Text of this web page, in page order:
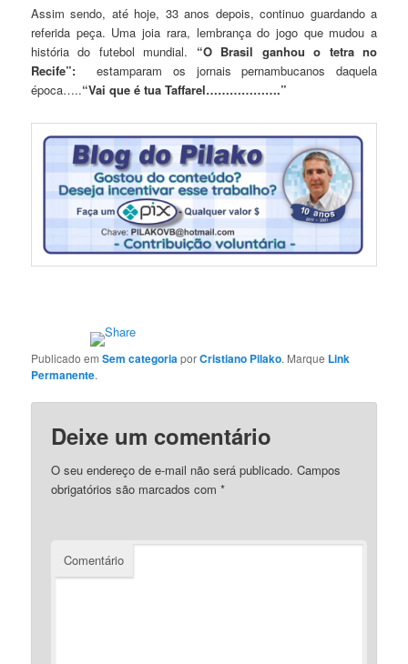
Assim sendo, até hoje, 33 anos depois, continuo guardando a
referida peça. Uma joia rara, lembrança do jogo que mudou a
história do futebol mundial. “O Brasil ganhou o tetra no
Recife”: estamparam os jornais pernambucanos daquela
época…..“Vai que é tua Taffarel……………….”
Publicado emSem categoriaporCristiano Pilako. Marque Link
Permanente.
Deixe um comentário
O seu endereço de e-mail não será publicado. Campos
obrigatórios são marcados com*
Comentário